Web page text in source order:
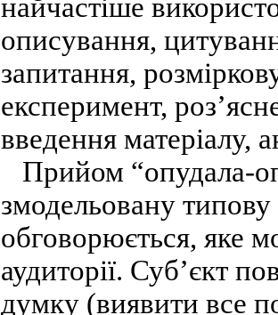
найчастіше
описування,
запитання,
експеримент,
введення матеріалу,
Прийом “опудала-
змодельовану
обговорюється, яке
аудиторії. Суб’єкт
думку (виявити все